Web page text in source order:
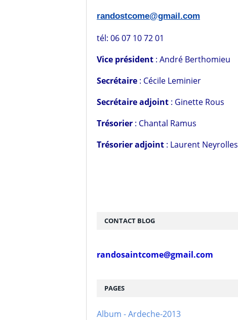
PAGES
Album - Ardeche-2013
randostcome@gmail.com
tél: 06 07 10 72 01
Vice président : André Berthomieu
Secrétaire : Cécile Leminier
Secrétaire adjoint : Ginette Rous
Trésorier : Chantal Ramus
Trésorier adjoint : Laurent Neyrolles
CONTACT BLOG
randosaintcome@gmail.com